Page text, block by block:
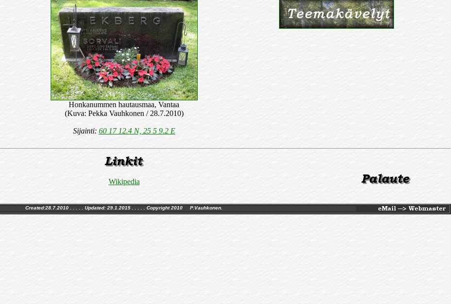
Honkanummen hautausmaa, Vantaa
(Kuva: Pekka Vauhkonen / 28.7.2010)
Sijainti: 60 17 12.4 N, 25 5 9.2 E
Wikipedia
Created:28.7.2010 . . . . . Updated: 29.1.2015. . . . . Copyright 2010 P.Vauhkonen.